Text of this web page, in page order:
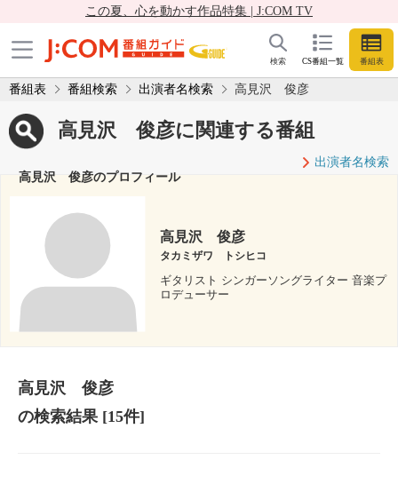
この夏、心を動かす作品特集 | J:COM TV
CS番組一覧 番組表
検索
番組表 番組検索 出演者名検索 高見沢 俊彦
高見沢 俊彦に関連する番組
出演者名検索
高見沢 俊彦のプロフィール
高見沢 俊彦
タカミザワ トシヒコ
ギタリスト シンガーソングライター 音楽プ
ロデューサー
高見沢 俊彦
の検索結果[15件]